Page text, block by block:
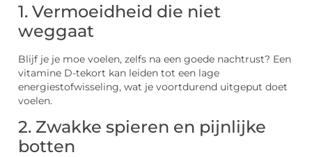
1. Vermoeidheid die niet
weggaat
Blijf je je moe voelen, zelfs na een goede nachtrust? Een
vitamine D-tekort kan leiden tot een lage
energiestofwisseling, wat je voortdurend uitgeput doet
voelen.
2. Zwakke spieren en pijnlijke
botten